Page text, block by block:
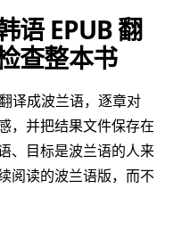
语 EPUB 翻
查整本书
译成波兰语，逐章对
，并把结果文件保存在
、目标是波兰语的人来
阅读的波兰语版，而不